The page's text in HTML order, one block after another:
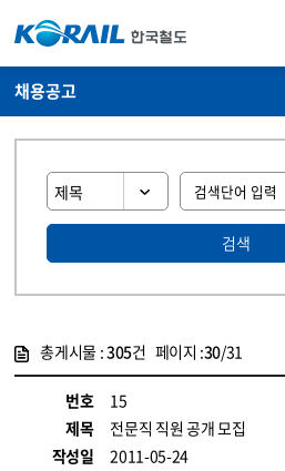
채용공고
검색
총게시물 :305건 페이지 :30/31
번호
15
제목
전문직 직원 공개 모집
작성일
2011-05-24